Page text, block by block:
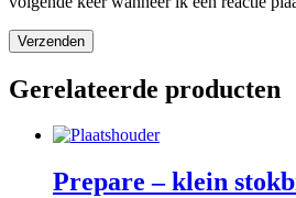
Gerelateerde producten
Prepare – klein